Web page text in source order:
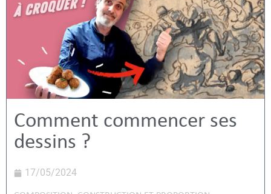
Comment commencer ses
dessins ?
17/05/2024